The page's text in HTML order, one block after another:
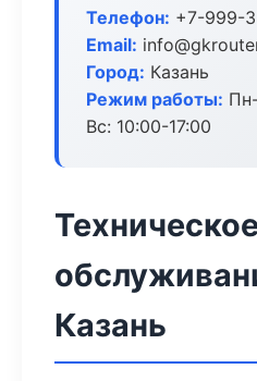
Телефон: +7-999-
Email:
Город: Казань
Режим работы:
Вс: 10:00-17:00
Техническое
Казань